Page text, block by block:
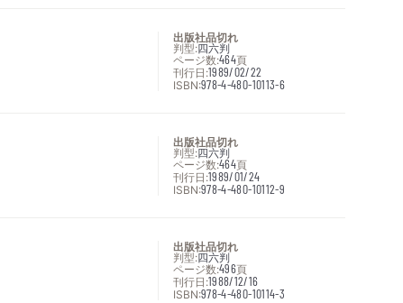
出版社品切れ
判型:四六判
ページ数:464頁
刊行日:1989/02/22
ISBN:978-4-480-10113-6
出版社品切れ
判型:四六判
ページ数:464頁
刊行日:1989/01/24
ISBN:978-4-480-10112-9
出版社品切れ
判型:四六判
ページ数:496頁
刊行日:1988/12/16
ISBN:978-4-480-10114-3